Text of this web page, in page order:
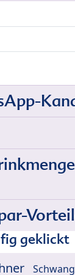
geklickt